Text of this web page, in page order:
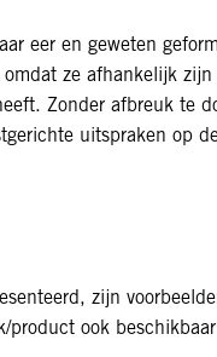
eer en geweten
ze afhankelijk
Zonder afbreuk te
uitspraken op
zijn
product ook